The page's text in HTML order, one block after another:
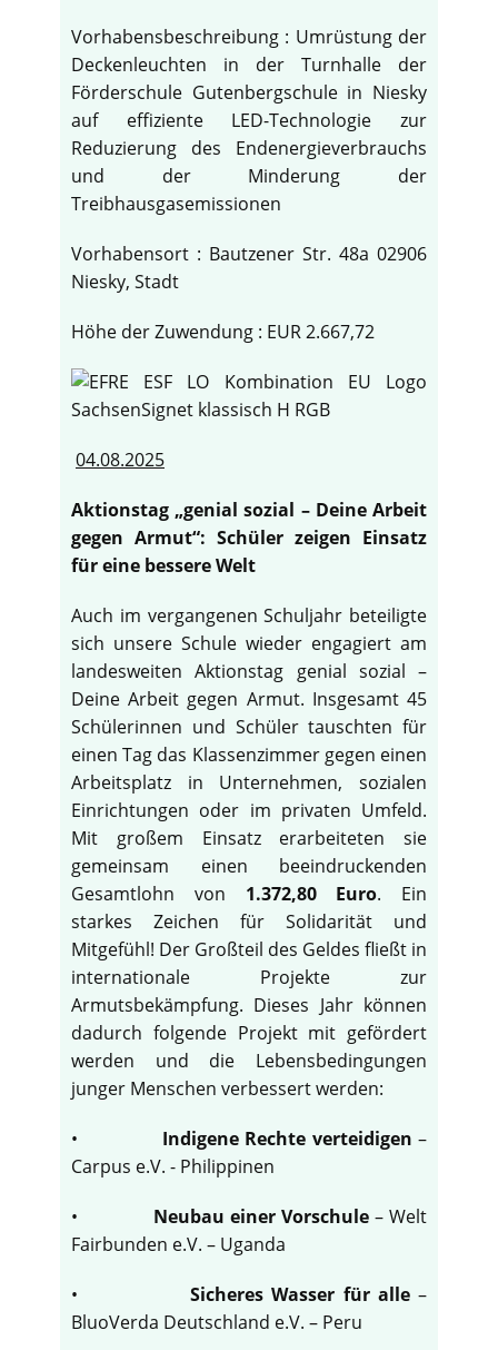
Vorhabensbeschreibung : Umrüstung der
Deckenleuchten in der Turnhalle der
Förderschule Gutenbergschule in Niesky
auf effiziente LED-Technologie zur
Reduzierung des Endenergieverbrauchs
und der Minderung der
Treibhausgasemissionen
Vorhabensort : Bautzener Str. 48a 02906
Niesky, Stadt
Höhe der Zuwendung : EUR 2.667,72
04.08.2025
Aktionstag „genial sozial – Deine Arbeit
gegen Armut“: Schüler zeigen Einsatz
für eine bessere Welt
Auch im vergangenen Schuljahr beteiligte
sich unsere Schule wieder engagiert am
landesweiten Aktionstag genial sozial –
Deine Arbeit gegen Armut. Insgesamt 45
Schülerinnen und Schüler tauschten für
einen Tag das Klassenzimmer gegen einen
Arbeitsplatz in Unternehmen, sozialen
Einrichtungen oder im privaten Umfeld.
Mit großem Einsatz erarbeiteten sie
gemeinsam einen beeindruckenden
Gesamtlohn von 1.372,80 Euro. Ein
starkes Zeichen für Solidarität und
Mitgefühl! Der Großteil des Geldes fließt in
internationale Projekte zur
Armutsbekämpfung. Dieses Jahr können
dadurch folgende Projekt mit gefördert
werden und die Lebensbedingungen
junger Menschen verbessert werden:
• Indigene Rechte verteidigen –
Carpus e.V. - Philippinen
• Neubau einer Vorschule – Welt
Fairbunden e.V. – Uganda
•Sicheres Wasser für alle–
BluoVerda Deutschland e.V. – Peru